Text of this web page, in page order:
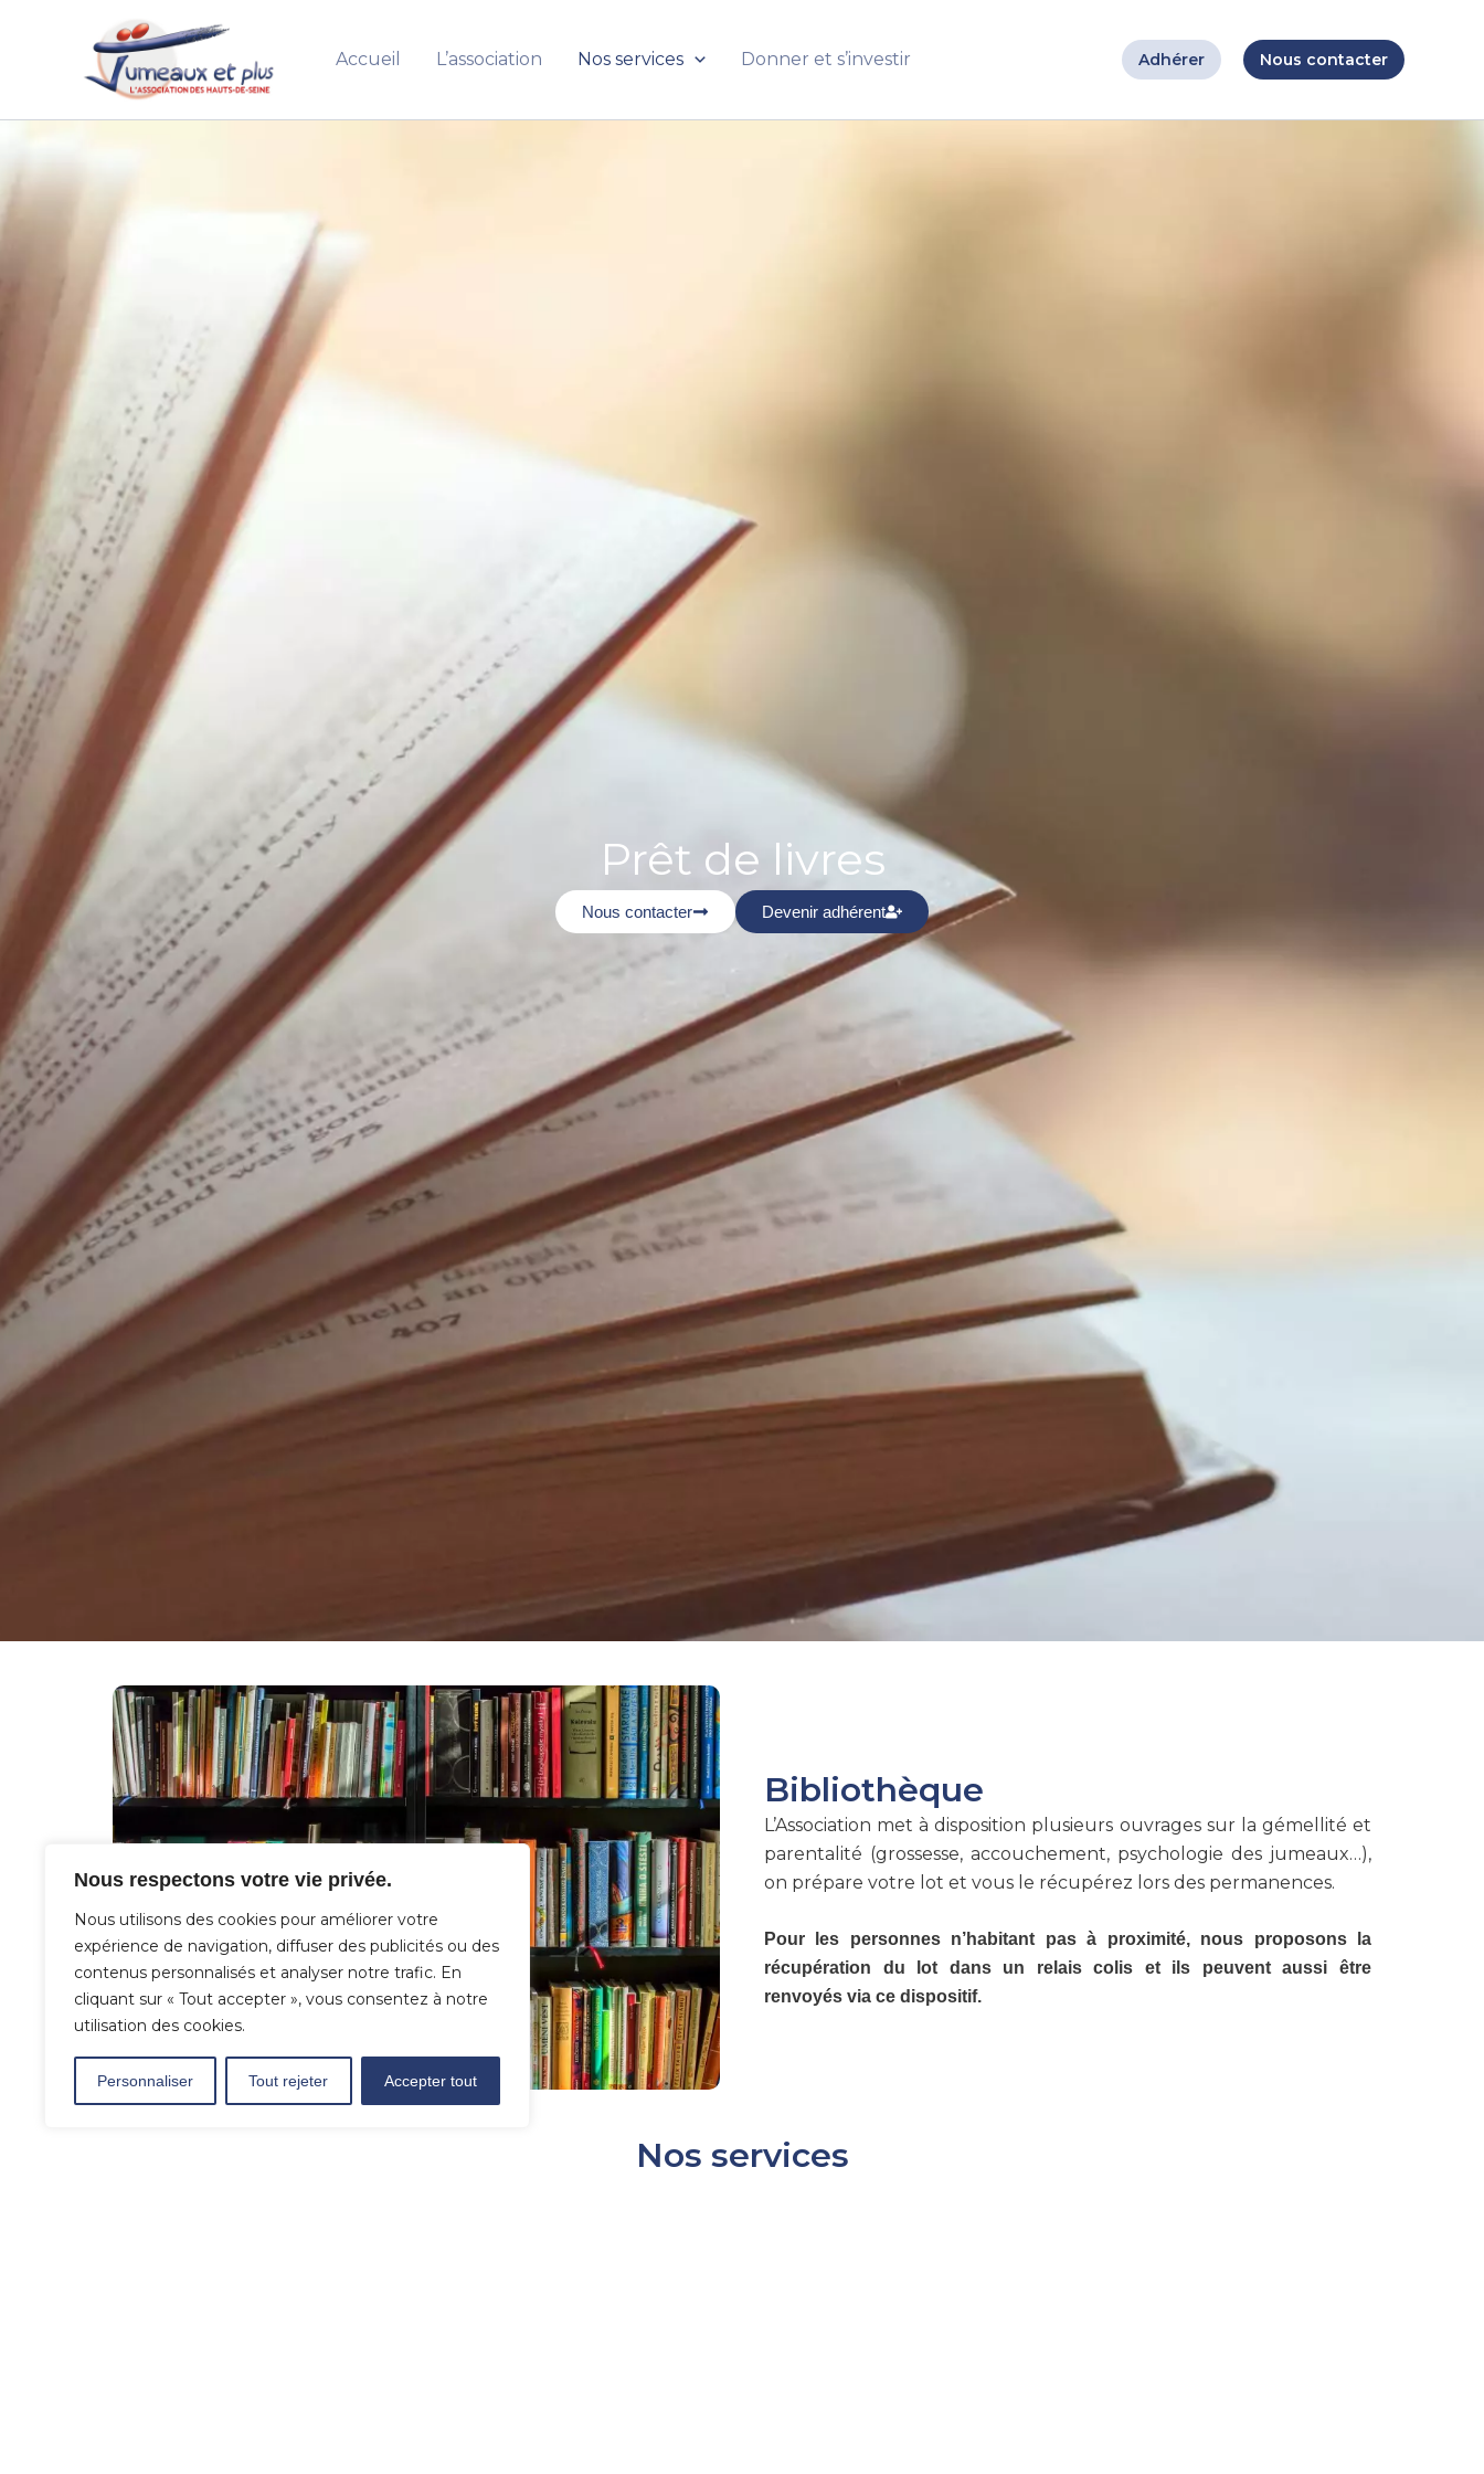
Nous respectons votre vie privée.
Nous utilisons des cookies pour améliorer votre
expérience de navigation, diffuser des publicités ou des
contenus personnalisés et analyser notre trafic. En
cliquant sur « Tout accepter », vous consentez à notre
utilisation des cookies.
Personnaliser Tout rejeter Accepter tout
Accueil L’association Nos services Donner et s’investir Adhérer Nous contacter
Prêt de livres
Nous contacter Devenir adhérent
Bibliothèque
L’Association met à disposition plusieurs ouvrages sur la gémellité et
parentalité (grossesse, accouchement, psychologie des jumeaux…),
on prépare votre lot et vous le récupérez lors des permanences.
Pour les personnes n’habitant pas à proximité, nous proposons la
récupération du lot dans un relais colis et ils peuvent aussi être
renvoyés via ce dispositif.
Nos services